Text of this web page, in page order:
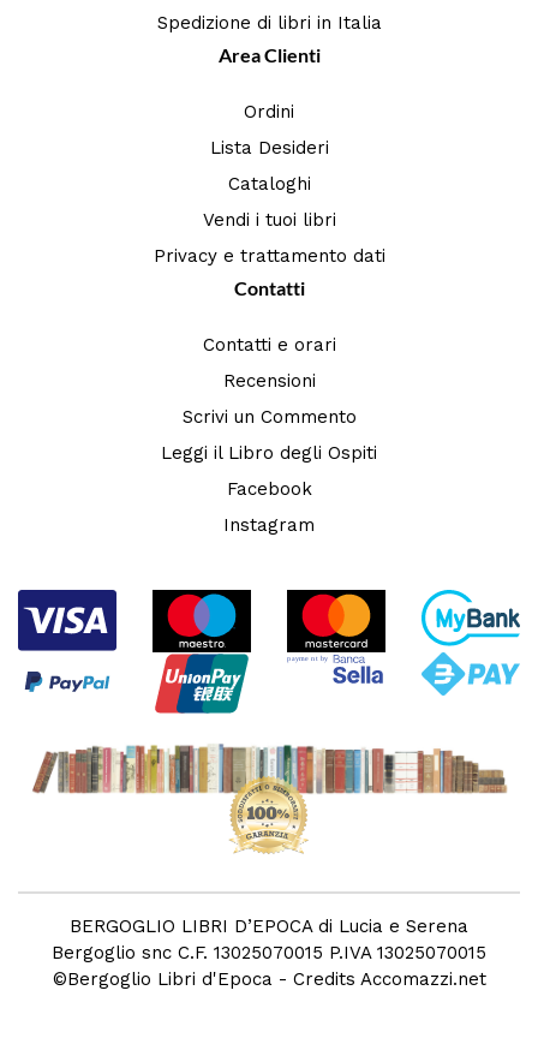
Spedizione di libri in Italia
Area Clienti
Ordini
Lista Desideri
Cataloghi
Vendi i tuoi libri
Privacy e trattamento dati
Contatti
Contatti e orari
Recensioni
Scrivi un Commento
Leggi il Libro degli Ospiti
Facebook
Instagram
BERGOGLIO LIBRI D’EPOCA di Lucia e Serena
Bergoglio snc C.F. 13025070015 P.IVA 13025070015
©Bergoglio Libri d'Epoca - Credits Accomazzi.net